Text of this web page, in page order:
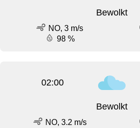
Bewolkt
NO, 3 m/s
98 %
02:00
Bewolkt
NO, 3.2 m/s